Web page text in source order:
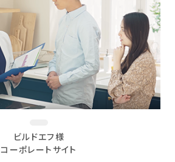
ビルドエフ様
コーポレートサイト